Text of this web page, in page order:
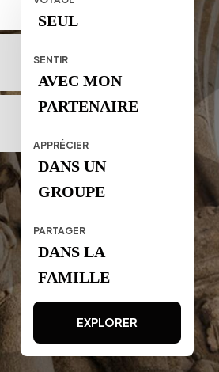
SEUL
SENTIR
AVEC MON
PARTENAIRE
APPRÉCIER
DANS UN
GROUPE
PARTAGER
DANS LA
FAMILLE
EXPLORER